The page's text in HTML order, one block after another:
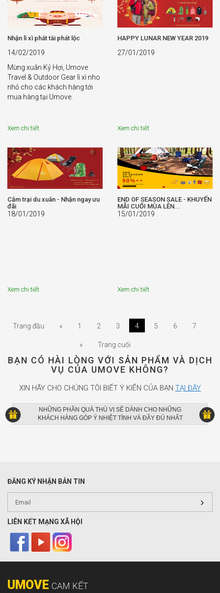
Nhận lì xì phát tài phát lộc
14/02/2019
Mừng xuân Kỷ Hợi, Umove
Travel & Outdoor Gear lì xì nho
nhỏ cho các khách hàng tới
mua hàng tại Umove.
Xem chi tiết
HAPPY LUNAR NEW YEAR 2019
27/01/2019
Xem chi tiết
Cắm trại du xuân - Nhận ngay ưu
đãi
18/01/2019
Xem chi tiết
END OF SEASON SALE - KHUYẾN
MÃI CUỐI MÙA LÊN...
15/01/2019
Xem chi tiết
Trang đầu « 1 2 3 4 5 6 7
» Trang cuối
BẠN CÓ HÀI LÒNG VỚI SẢN PHẨM VÀ DỊCH
VỤ CỦA UMOVE KHÔNG?
XIN HÃY CHO CHÚNG TÔI BIẾT Ý KIẾN CỦA BẠN TẠI ĐÂY
NHỮNG PHẦN QUÀ THÚ VỊ SẼ DÀNH CHO NHỮNG
KHÁCH HÀNG GÓP Ý NHIỆT TÌNH VÀ ĐẦY ĐỦ NHẤT
ĐĂNG KÝ NHẬN BẢN TIN
LIÊN KẾT MẠNG XÃ HỘI
UMOVE CAM KẾT